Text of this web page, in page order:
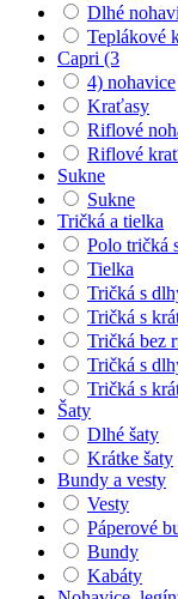
Dlhé
Teplákové
Capri (3
4) nohavice
Kraťasy
Riflové
Riflové
Sukne
Sukne
Tričká a tielka
Polo tričká
Tielka
Tričká s
Tričká s
Tričká bez
Tričká s
Tričká s
Šaty
Dlhé šaty
Krátke šaty
Bundy a vesty
Vesty
Páperové
Bundy
Kabáty